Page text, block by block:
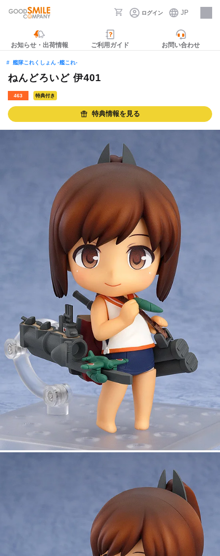
ログイン JP
採用情報
お知らせ・出荷情報 ご利用ガイド お問い合わせ
艦隊これくしょん ‐艦これ‐
ねんどろいど 伊401
463 特典付き
特典情報を見る